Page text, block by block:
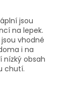
jsou
na lepek.
vhodné
i na
nízký obsah
chutí.